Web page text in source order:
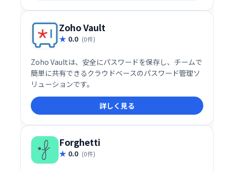
Zoho Vault
0.0 (0件)
Zoho Vaultは、安全にパスワードを保存し、チームで
簡単に共有できるクラウドベースのパスワード管理ソ
リューションです。
詳しく見る
Forghetti
0.0 (0件)